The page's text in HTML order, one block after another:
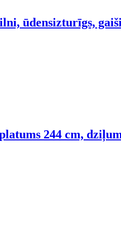
ūdensizturīgs,
244 cm,